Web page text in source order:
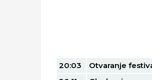
20:03
Otvaranje